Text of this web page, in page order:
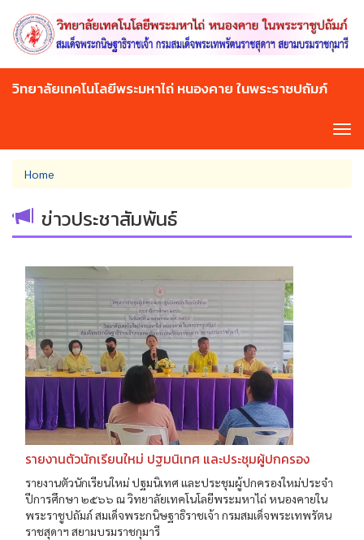
main
content
วิทยาลัยเทคโนโลยีพระมหาไถ่ หนองคาย ในพระราชปถัมภ์
You
are
here
Home
ข่าวประชาสัมพันธ์
รายงานตัวนักเรียนใหม่ ปฐมนิเทศ และประชุมผู้ปกครอง
รายงานตัวนักเรียนใหม่ ปฐมนิเทศ และประชุมผู้ปกครองใหม่ประจำ
ปีการศึกษา ๒๕๖๖ ณ วิทยาลัยเทคโนโลยีพระมหาไถ่ หนองคายใน
พระราชูปถัมภ์ สมเด็จพระกนิษฐาธิราชเจ้า กรมสมเด็จพระเทพรัตน
ราชสุดาฯ สยามบรมราชกุมารี